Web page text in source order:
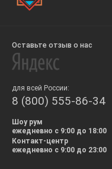
Оставьте отзыв о нас
для всей России:
8 (800) 555-86-34
Шоу рум
ежедневно с 9:00 до 18:00
Контакт-центр
ежедневно с 9:00 до 23:00